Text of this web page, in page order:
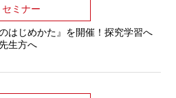
セミナー
はじめかた』を開催！探究学習へ
生方へ